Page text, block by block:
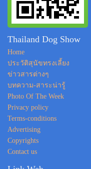
Thailand Dog Show
Home
ประวัติสุนัขทรงเลี้ยง
ข่าวสารต่างๆ
บทความ-สาระน่ารู้
Photo Of The Week
Privacy policy
Terms-conditions
Advertising
Copyrights
Contact us